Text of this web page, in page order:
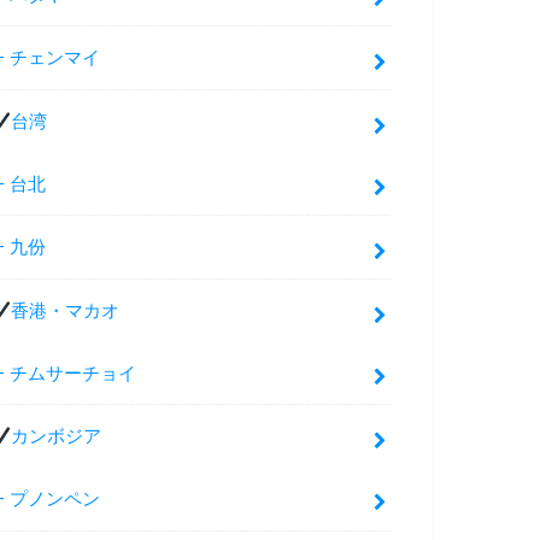
チェンマイ
台湾
台北
九份
香港・マカオ
チムサーチョイ
カンボジア
プノンペン